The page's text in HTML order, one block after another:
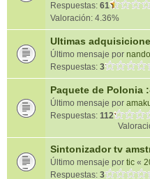
Respuestas: 61
Valoración: 4.36%
Ultimas
Último mensaje por
Respuestas: 3
Paquete de Polonia
Último mensaje por
Respuestas: 112
Sintonizador tv
Último mensaje por tic «
Respuestas: 3